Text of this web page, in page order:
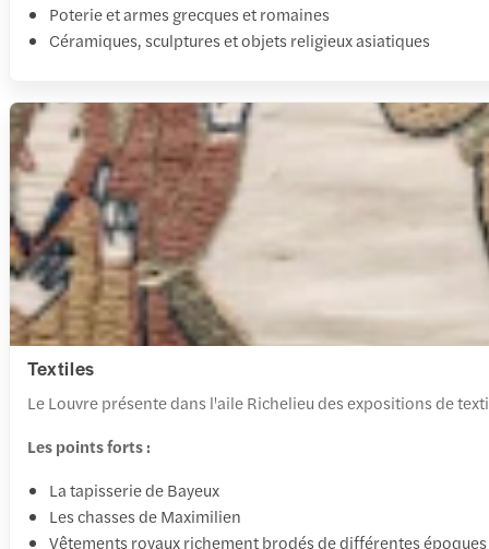
Poterie et armes grecques et romaines
Céramiques, sculptures et objets religieux asiatiques
Textiles
Le Louvre présente dans l'aile Richelieu des expositions de
Les points forts :
La tapisserie de Bayeux
Les chasses de Maximilien
Vêtements royaux richement brodés de différentes époques